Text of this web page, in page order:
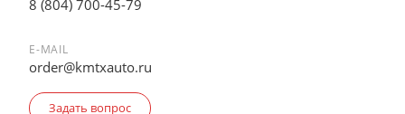
8 (804) 700-45-79
E-MAIL
order@kmtxauto.ru
Задать вопрос